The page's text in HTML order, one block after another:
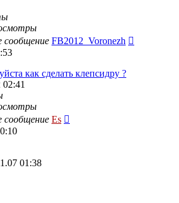
сообщение FB2012_Voronezh
как сделать клепсидру ?
02:41
сообщение Es
01:38